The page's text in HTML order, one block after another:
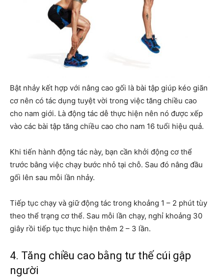
Bật nhảy kết hợp với nâng cao gối là bài tập giúp kéo giãn
cơ nên có tác dụng tuyệt vời trong việc tăng chiều cao
cho nam giới. Là động tác dễ thực hiện nên nó được xếp
vào các bài tập tăng chiều cao cho nam 16 tuổi hiệu quả.
Khi tiến hành động tác này, bạn cần khởi động cơ thể
trước bằng việc chạy bước nhỏ tại chỗ. Sau đó nâng đầu
gối lên sau mỗi lần nhảy.
Tiếp tục chạy và giữ động tác trong khoảng 1 – 2 phút tùy
theo thể trạng cơ thể. Sau mỗi lần chạy, nghỉ khoảng 30
giây rồi tiếp tục thực hiện thêm 2 – 3 lần.
4. Tăng chiều cao bằng tư thế cúi gập
người